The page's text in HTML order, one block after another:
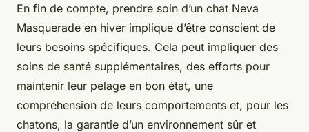
En fin de compte, prendre soin d’un chat Neva
Masquerade en hiver implique d’être conscient de
leurs besoins spécifiques. Cela peut impliquer des
soins de santé supplémentaires, des efforts pour
maintenir leur pelage en bon état, une
compréhension de leurs comportements et, pour les
chatons, la garantie d’un environnement sûr et